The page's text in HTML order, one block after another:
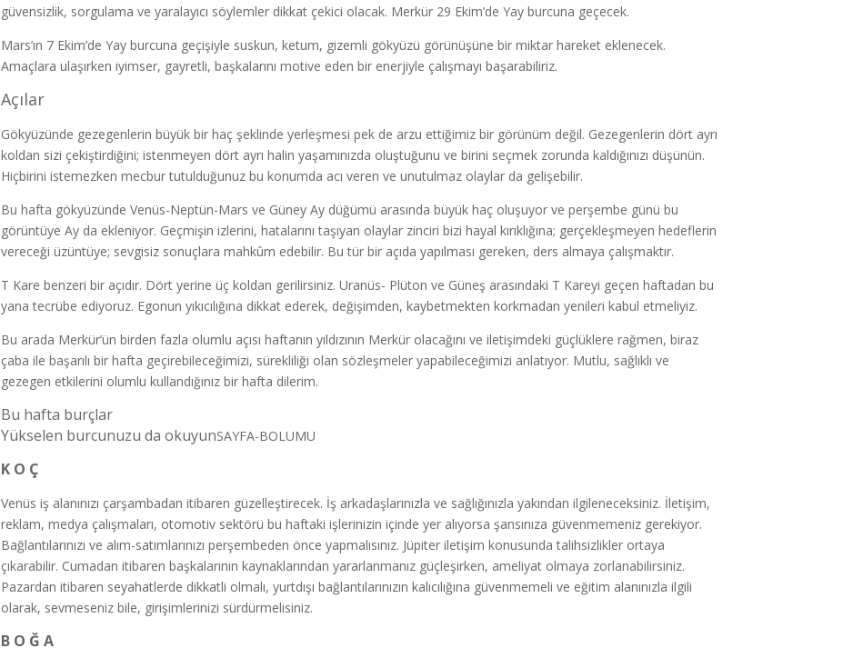
güvensizlik, sorgulama ve yaralayıcı söylemler dikkat çekici olacak. Merkür 29 Ekim’de Yay burcuna geçecek.
Mars’ın 7 Ekim’de Yay burcuna geçişiyle suskun, ketum, gizemli gökyüzü görünüşüne bir miktar hareket eklenecek.
Amaçlara ulaşırken iyimser, gayretli, başkalarını motive eden bir enerjiyle çalışmayı başarabiliriz.
Açılar
Gökyüzünde gezegenlerin büyük bir haç şeklinde yerleşmesi pek de arzu ettiğimiz bir görünüm değil. Gezegenlerin dört ayrı
koldan sizi çekiştirdiğini; istenmeyen dört ayrı halin yaşamınızda oluştuğunu ve birini seçmek zorunda kaldığınızı düşünün.
Hiçbirini istemezken mecbur tutulduğunuz bu konumda acı veren ve unutulmaz olaylar da gelişebilir.
Bu hafta gökyüzünde Venüs-Neptün-Mars ve Güney Ay düğümü arasında büyük haç oluşuyor ve perşembe günü bu
görüntüye Ay da ekleniyor. Geçmişin izlerini, hatalarını taşıyan olaylar zinciri bizi hayal kırıklığına; gerçekleşmeyen hedeflerin
vereceği üzüntüye; sevgisiz sonuçlara mahkûm edebilir. Bu tür bir açıda yapılması gereken, ders almaya çalışmaktır.
T Kare benzeri bir açıdır. Dört yerine üç koldan gerilirsiniz. Uranüs- Plüton ve Güneş arasındaki T Kareyi geçen haftadan bu
yana tecrübe ediyoruz. Egonun yıkıcılığına dikkat ederek, değişimden, kaybetmekten korkmadan yenileri kabul etmeliyiz.
Bu arada Merkür’ün birden fazla olumlu açısı haftanın yıldızının Merkür olacağını ve iletişimdeki güçlüklere rağmen, biraz
çaba ile başarılı bir hafta geçirebileceğimizi, sürekliliği olan sözleşmeler yapabileceğimizi anlatıyor. Mutlu, sağlıklı ve
gezegen etkilerini olumlu kullandığınız bir hafta dilerim.
Bu hafta burçlar
Yükselen burcunuzu da okuyunSAYFA-BOLUMU
K O Ç
Venüs iş alanınızı çarşambadan itibaren güzelleştirecek. İş arkadaşlarınızla ve sağlığınızla yakından ilgileneceksiniz. İletişim,
reklam, medya çalışmaları, otomotiv sektörü bu haftaki işlerinizin içinde yer alıyorsa şansınıza güvenmemeniz gerekiyor.
Bağlantılarınızı ve alım-satımlarınızı perşembeden önce yapmalısınız. Jüpiter iletişim konusunda talihsizlikler ortaya
çıkarabilir. Cumadan itibaren başkalarının kaynaklarından yararlanmanız güçleşirken, ameliyat olmaya zorlanabilirsiniz.
Pazardan itibaren seyahatlerde dikkatli olmalı, yurtdışı bağlantılarınızın kalıcılığına güvenmemeli ve eğitim alanınızla ilgili
olarak, sevmeseniz bile, girişimlerinizi sürdürmelisiniz.
B O Ğ A